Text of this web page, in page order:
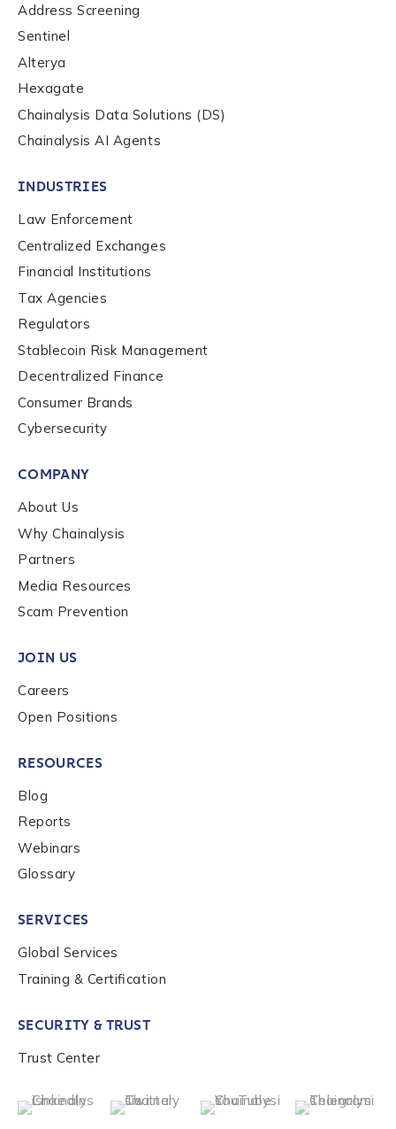
Work Email Address
Phone Number
*
Role Function
*
Role Level
How did you hear about us?
By checking this box, you indicate that you'd like us
to send you information on Chainalysis products,
privacy policy
Submit
Address Screening
Sentinel
Alterya
Hexagate
Chainalysis Data Solutions (DS)
Chainalysis AI Agents
INDUSTRIES
Law Enforcement
Centralized Exchanges
Financial Institutions
Tax Agencies
Regulators
Stablecoin Risk Management
Decentralized Finance
Consumer Brands
Cybersecurity
COMPANY
About Us
Why Chainalysis
Partners
Media Resources
Scam Prevention
JOIN US
Careers
Open Positions
RESOURCES
Blog
Reports
Webinars
Glossary
SERVICES
Global Services
Training & Certification
SECURITY & TRUST
Trust Center